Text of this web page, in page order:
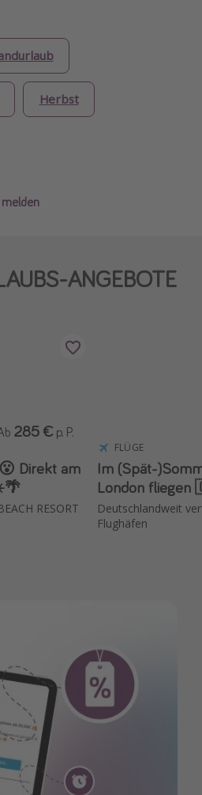
Herbst
ANGEBOTE
Direkt am
RESORT
285 € p. P.
FLÜGE
Im (Spät-
London
Deutschlandweit
Flughäfen